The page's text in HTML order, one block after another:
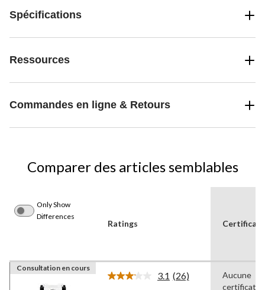
Spécifications
Ressources
Commandes en ligne & Retours
Comparer des articles semblables
Only Show
Differences
Ratings
Consultation en cours
3.1 Lire
(26)
Aucune